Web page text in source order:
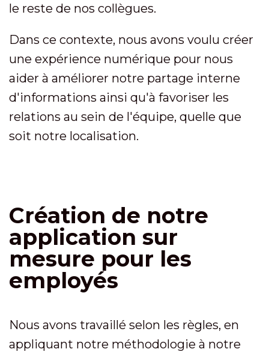
le reste de nos collègues.
Dans ce contexte, nous avons voulu créer
une expérience numérique pour nous
aider à améliorer notre partage interne
d'informations ainsi qu'à favoriser les
relations au sein de l'équipe, quelle que
soit notre localisation.
Création de notre
application sur
mesure pour les
employés
Nous avons travaillé selon les règles, en
appliquant notre méthodologie à notre